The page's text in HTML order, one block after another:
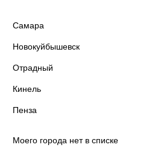
Самара
Новокуйбышевск
Отрадный
Кинель
Пенза
Моего города нет в списке